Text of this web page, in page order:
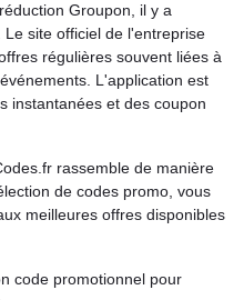
Groupon, il y a
site officiel de l'entreprise
régulières souvent liées à
L'application est
instantanées et des coupon
rassemble de manière
de codes promo, vous
meilleures offres disponibles
code promotionnel pour